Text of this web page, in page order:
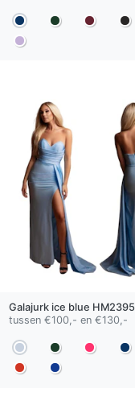
Galajurk ice blue HM2395
tussen €100,- en €130,-